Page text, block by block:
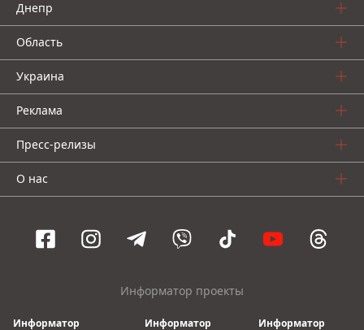
Днепр
Область
Украина
Реклама
Пресс-релизы
О нас
Информатор проекты
Информатор Информатор Информатор